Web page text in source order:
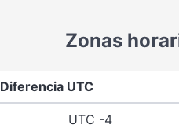
Zonas
Diferencia UTC
UTC -4